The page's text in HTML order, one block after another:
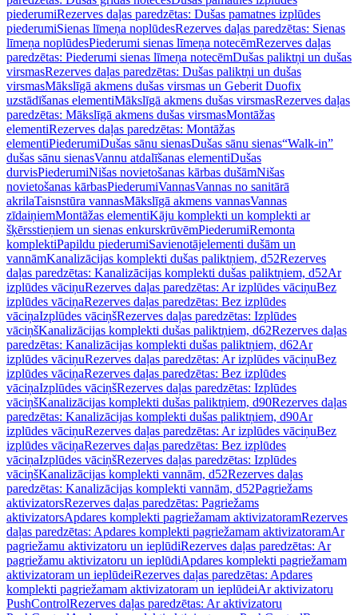
piederumiRezerves daļas paredzētas: Dušas pamatnes izplūdes
piederumiSienas līmeņa noplūdesRezerves daļas paredzētas: Sienas
līmeņa noplūdesPiederumi sienas līmeņa notecēmRezerves daļas
paredzētas: Piederumi sienas līmeņa notecēmDušas paliktņi un dušas
virsmasRezerves daļas paredzētas: Dušas paliktņi un dušas
virsmasMākslīgā akmens dušas virsmas un Geberit Duofix
uzstādīšanas elementiMākslīgā akmens dušas virsmasRezerves daļas
paredzētas: Mākslīgā akmens dušas virsmasMontāžas
elementiRezerves daļas paredzētas: Montāžas
elementiPiederumiDušas sānu sienasDušas sānu sienas“Walk-in”
dušas sānu sienasVannu atdalīšanas elementiDušas
durvisPiederumiNišas novietošanas kārbas dušāmNišas
novietošanas kārbasPiederumiVannasVannas no sanitārā
akrilaTaisnstūra vannasMākslīgā akmens vannasVannas
zīdaiņiemMontāžas elementiKāju komplekti un komplekti ar
šķērsstieņiem un sienas enkurskrūvēmPiederumiRemonta
komplektiPapildu piederumiSavienotājelementi dušām un
vannāmKanalizācijas komplekti dušas paliktņiem, d52Rezerves
daļas paredzētas: Kanalizācijas komplekti dušas paliktņiem, d52Ar
izplūdes vāciņuRezerves daļas paredzētas: Ar izplūdes vāciņuBez
izplūdes vāciņaRezerves daļas paredzētas: Bez izplūdes
vāciņaIzplūdes vāciņšRezerves daļas paredzētas: Izplūdes
vāciņšKanalizācijas komplekti dušas paliktņiem, d62Rezerves daļas
paredzētas: Kanalizācijas komplekti dušas paliktņiem, d62Ar
izplūdes vāciņuRezerves daļas paredzētas: Ar izplūdes vāciņuBez
izplūdes vāciņaRezerves daļas paredzētas: Bez izplūdes
vāciņaIzplūdes vāciņšRezerves daļas paredzētas: Izplūdes
vāciņšKanalizācijas komplekti dušas paliktņiem, d90Rezerves daļas
paredzētas: Kanalizācijas komplekti dušas paliktņiem, d90Ar
izplūdes vāciņuRezerves daļas paredzētas: Ar izplūdes vāciņuBez
izplūdes vāciņaRezerves daļas paredzētas: Bez izplūdes
vāciņaIzplūdes vāciņšRezerves daļas paredzētas: Izplūdes
vāciņšKanalizācijas komplekti vannām, d52Rezerves daļas
paredzētas: Kanalizācijas komplekti vannām, d52Pagriežams
aktivizatorsRezerves daļas paredzētas: Pagriežams
aktivizatorsApdares komplekti pagriežamam aktivizatoramRezerves
daļas paredzētas: Apdares komplekti pagriežamam aktivizatoramAr
pagriežamu aktivizatoru un ieplūdiRezerves daļas paredzētas: Ar
pagriežamu aktivizatoru un ieplūdiApdares komplekti pagriežamam
aktivizatoram un ieplūdeiRezerves daļas paredzētas: Apdares
komplekti pagriežamam aktivizatoram un ieplūdeiAr aktivizatoru
PushControlRezerves daļas paredzētas: Ar aktivizatoru